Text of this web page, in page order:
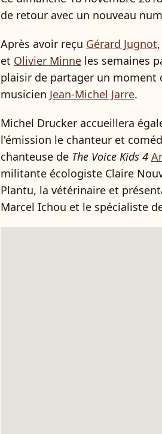
de retour avec un nouveau
Après avoir reçu Gérard Jugnot,
et Olivier Minne les semaines
plaisir de partager un moment
musicien Jean-Michel Jarre.
Michel Drucker accueillera
l'émission le chanteur et
chanteuse de The Voice Kids 4
militante écologiste Claire
Plantu, la vétérinaire et
Marcel Ichou et le spécialiste